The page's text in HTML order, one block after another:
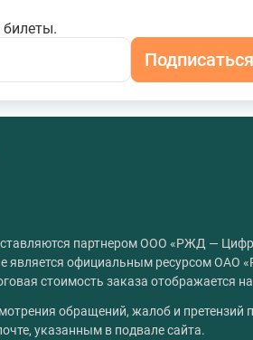
Подписаться
партнером ООО «РЖД —
является официальным ресурсом ОАО
стоимость заказа отображается
обращений, жалоб и
указанным в подвале сайта.